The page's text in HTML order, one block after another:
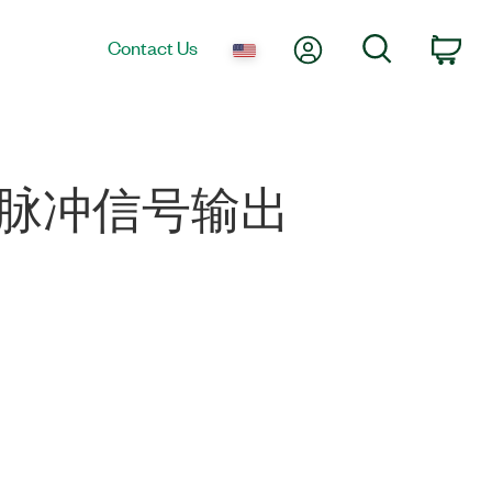
Contact Us My AccountSearch
冲信号输出